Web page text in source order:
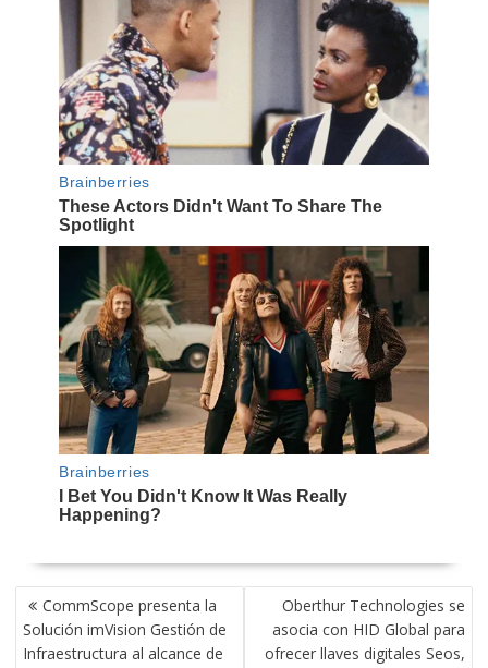
NAVEGACIÓN
DE
ENTRADAS
CommScope presenta la
Solución imVision Gestión de
Infraestructura al alcance de
Oberthur Technologies se
asocia con HID Global para
ofrecer llaves digitales Seos,